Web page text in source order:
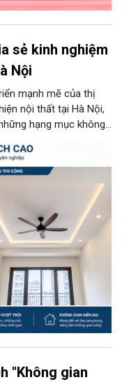
sẻ kinh nghiệm
Nội
mạnh mẽ của thị
nội thất tại Hà Nội,
hạng mục không
phòng, showroom hay
cao, trần thạch cao
ống kỹ thuật, đồng
cách nhiệt cho không
trần thạch cao bền
vị thi công có tay
quyết định.
"Không gian